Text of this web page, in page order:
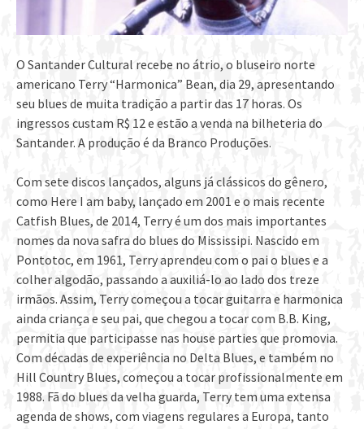
O Santander Cultural recebe no átrio, o bluseiro norte
americano Terry “Harmonica” Bean, dia 29, apresentando
seu blues de muita tradição a partir das 17 horas. Os
ingressos custam R$ 12 e estão a venda na bilheteria do
Santander. A produção é da Branco Produções.
Com sete discos lançados, alguns já clássicos do gênero,
como Here I am baby, lançado em 2001 e o mais recente
Catfish Blues, de 2014, Terry é um dos mais importantes
nomes da nova safra do blues do Mississipi. Nascido em
Pontotoc, em 1961, Terry aprendeu com o pai o blues e a
colher algodão, passando a auxiliá-lo ao lado dos treze
irmãos. Assim, Terry começou a tocar guitarra e harmonica
ainda criança e seu pai, que chegou a tocar com B.B. King,
permitia que participasse nas house parties que promovia.
Com décadas de experiência no Delta Blues, e também no
Hill Country Blues, começou a tocar profissionalmente em
1988. Fã do blues da velha guarda, Terry tem uma extensa
agenda de shows, com viagens regulares a Europa, tanto